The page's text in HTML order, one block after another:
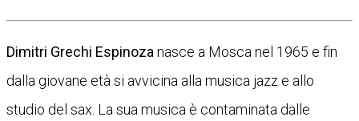
Dimitri Grechi Espinoza nasce a Mosca nel 1965 e fin
dalla giovane età si avvicina alla musica jazz e allo
studio del sax. La sua musica è contaminata dalle